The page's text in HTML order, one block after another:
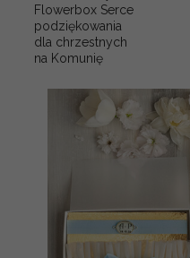
Flowerbox Serce
podziękowania
dla chrzestnych
na Komunię